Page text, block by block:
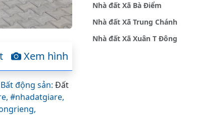
Xem hình
Bất động sản: Đất
#nhadatgiare,
Nhà đất Xã Bà Điểm
Nhà đất Xã Trung Chánh
Nhà đất Xã Xuân T Đông